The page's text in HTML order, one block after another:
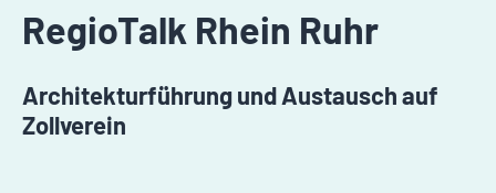
RegioTalk Rhein Ruhr
Architekturführung und Austausch auf
Zollverein